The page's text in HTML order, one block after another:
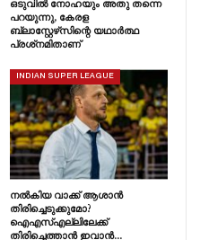
ഒടുവിൽ നോഹയും അതു തന്നെ
പറയുന്നു, കേരള
ബ്ലാസ്റ്റേഴ്‌സിന്റെ യഥാർത്ഥ
പ്രശ്‌നമിതാണ്
INDIAN SUPER LEAGUE
നൽകിയ വാക്ക് ആശാൻ
തിരിച്ചെടുക്കുമോ?
ഐഎസ്എല്ലിലേക്ക്
തിരിച്ചെത്താൻ ഇവാൻ…